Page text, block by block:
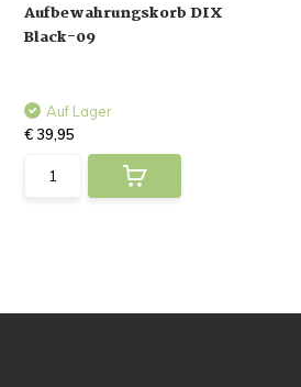
Aufbewahrungskorb DIX
Black-09
Auf Lager
€ 39,95